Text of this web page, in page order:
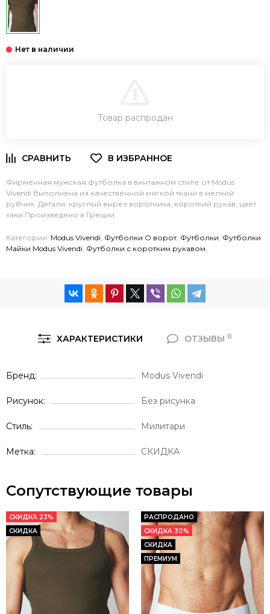
ЗАКАЗ В ОДИН КЛИК
Товар распродан
Фирменная мужская футболка в винтажном стиле от Modus
Vivendi.Выполнена из качественной мягкой ткани в мелкий
рубчик. Детали: круглый вырез воротника, короткий рукав, цвет
хаки.Произведено в Греции.
Категории: Modus Vivendi, Футболки O ворот, Футболки, Футболки
Майки Modus Vivendi, Футболки с коротким рукавом,
ХАРАКТЕРИСТИКИ ОТЗЫВЫ 0
Бренд Modus Vivendi
Рисунок Без рисунка
Стиль Милитари
Метка СКИДКА
Сопутствующие товары
СКИДКА 23%
СКИДКА
РАСПРОДАНО
СКИДКА 30%
СКИДКА
ПРЕМИУМ